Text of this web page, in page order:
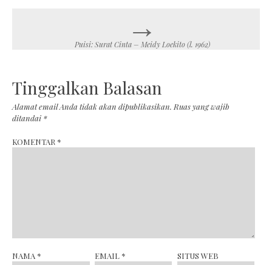
→
Puisi: Surat Cinta – Meidy Loekito (l. 1962)
Tinggalkan Balasan
Alamat email Anda tidak akan dipublikasikan. Ruas yang wajib
ditandai *
KOMENTAR *
NAMA * EMAIL * SITUS WEB